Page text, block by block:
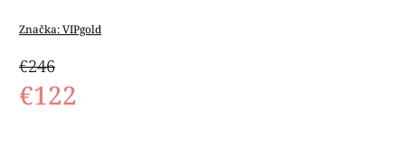
Značka:VIPgold
€246
€122